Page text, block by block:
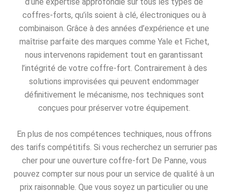
coffres-forts, qu’ils soient à clé, électroniques ou à
combinaison. Grâce à des années d’expérience et une
maîtrise parfaite des marques comme Yale et Fichet,
nous intervenons rapidement tout en garantissant
l’intégrité de votre coffre-fort. Contrairement à des
solutions improvisées qui peuvent endommager
définitivement le mécanisme, nos techniques sont
conçues pour préserver votre équipement.
En plus de nos compétences techniques, nous offrons
des tarifs compétitifs. Si vous recherchez un serrurier pas
cher pour une ouverture coffre-fort De Panne, vous
pouvez compter sur nous pour un service de qualité à un
prix raisonnable. Que vous soyez un particulier ou une